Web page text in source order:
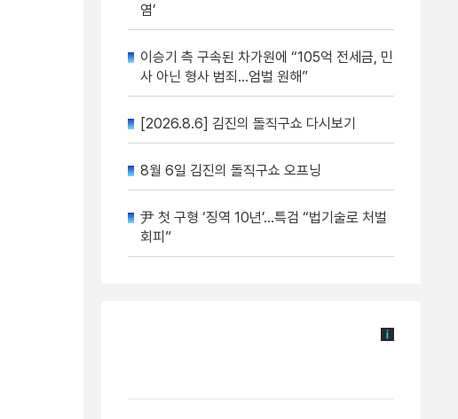
염’
이승기 측 구속된 차가원에 “105억 전세금, 민
사 아닌 형사 범죄…엄벌 원해”
[2026.8.6] 김진의 돌직구쇼 다시보기
8월 6일 김진의 돌직구쇼 오프닝
尹 첫 구형 ‘징역 10년’…특검 “법기술로 처벌
회피”